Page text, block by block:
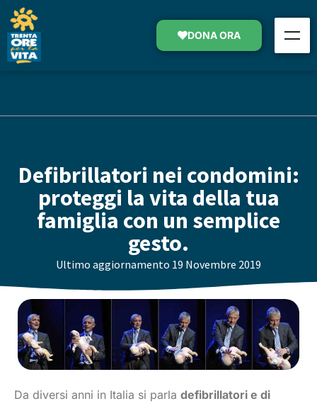
DONA ORA
Defibrillatori nei condomini:
proteggi la vita della tua
famiglia con un semplice
gesto.
Ultimo aggiornamento 19 Novembre 2019
Da diversi anni in Italia si parla defibrillatori e di